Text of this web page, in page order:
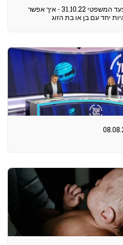
ערוץ 13 - ראיון בתוכנית המצעד המשפטי 31.10.22 - איך אפשר
יחד עם בן או בת הזוג